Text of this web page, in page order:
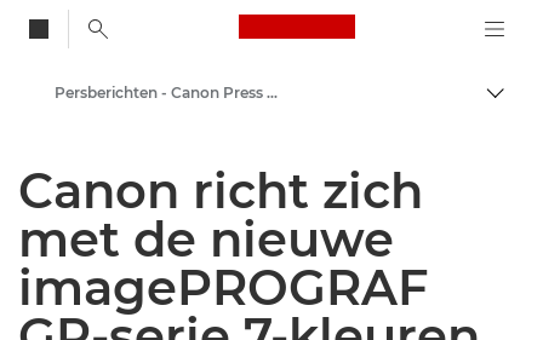
Canon Logo, back
Press Centre
Persberichten - Canon Press Centre
Canon richt zich
met de nieuwe
imagePROGRAF